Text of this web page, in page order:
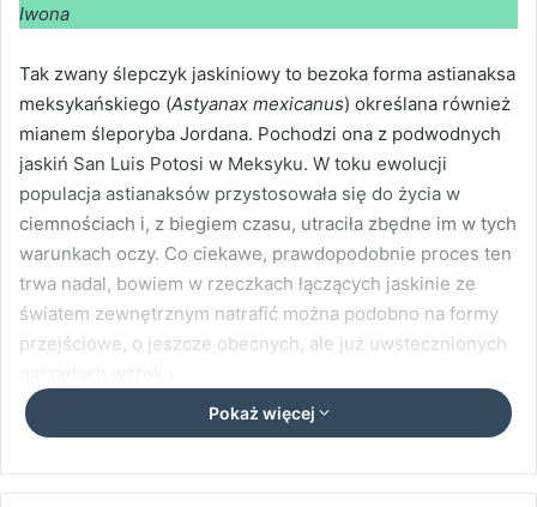
Iwona
Tak zwany ślepczyk jaskiniowy to bezoka forma astianaksa
meksykańskiego (Astyanax mexicanus) określana również
mianem śleporyba Jordana. Pochodzi ona z podwodnych
jaskiń San Luis Potosi w Meksyku. W toku ewolucji
populacja astianaksów przystosowała się do życia w
ciemnościach i, z biegiem czasu, utraciła zbędne im w tych
warunkach oczy. Co ciekawe, prawdopodobnie proces ten
trwa nadal, bowiem w rzeczkach łączących jaskinie ze
światem zewnętrznym natrafić można podobno na formy
przejściowe, o jeszcze obecnych, ale już uwstecznionych
Ślepczyk jaskiniowy dorasta do 8 cm długości. Odznacza
ryby mają lśniący, cielisty, różowy kolor. Ich płetwy są małe
Pokaż więcej